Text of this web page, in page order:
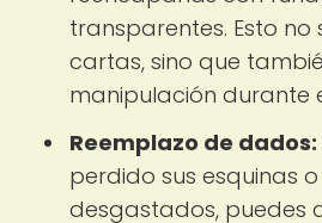
transparentes. Esto
cartas, sino que
manipulación durante
Reemplazo de dados:
perdido sus esquinas
desgastados, puedes